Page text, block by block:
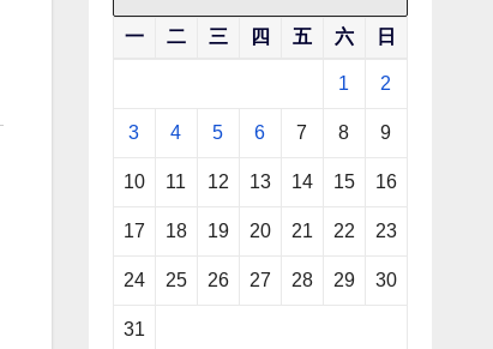
一 二 三 四 五 六 日
1 2
3 4 5 6 7 8 9
10 11 12 13 14 15 16
17 18 19 20 21 22 23
24 25 26 27 28 29 30
31